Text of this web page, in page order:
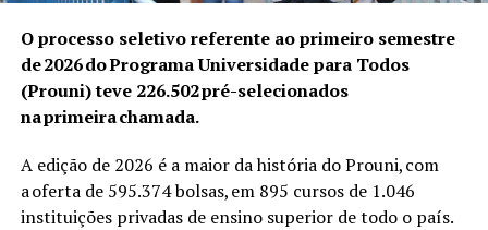
O processo seletivo referente ao primeiro semestre
de 2026 do Programa Universidade para Todos
(Prouni) teve 226.502 pré-selecionados
na primeira chamada.
A edição de 2026 é a maior da história do Prouni, com
a oferta de 595.374 bolsas, em 895 cursos de 1.046
instituições privadas de ensino superior de todo o país.